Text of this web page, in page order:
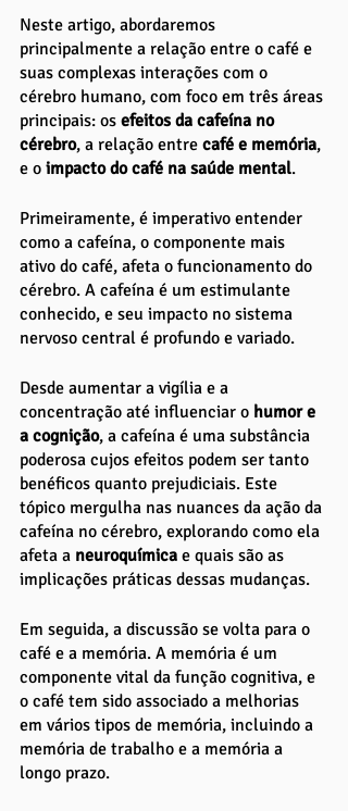
Neste artigo, abordaremos
principalmente a relação entre o café e
suas complexas interações com o
cérebro humano, com foco em três áreas
principais: os efeitos da cafeína no
cérebro, a relação entre café e memória,
e o impacto do café na saúde mental.
Primeiramente, é imperativo entender
como a cafeína, o componente mais
ativo do café, afeta o funcionamento do
cérebro. A cafeína é um estimulante
conhecido, e seu impacto no sistema
nervoso central é profundo e variado.
Desde aumentar a vigília e a
concentração até influenciar o humor e
a cognição, a cafeína é uma substância
poderosa cujos efeitos podem ser tanto
benéficos quanto prejudiciais. Este
tópico mergulha nas nuances da ação da
cafeína no cérebro, explorando como ela
afeta a neuroquímica e quais são as
implicações práticas dessas mudanças.
Em seguida, a discussão se volta para o
café e a memória. A memória é um
componente vital da função cognitiva, e
o café tem sido associado a melhorias
em vários tipos de memória, incluindo a
memória de trabalho e a memória a
longo prazo.